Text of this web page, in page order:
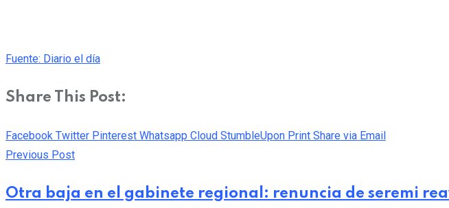
Fuente: Diario el día
Share This Post:
Facebook Twitter Pinterest Whatsapp Cloud StumbleUpon Print Share via Email
Previous Post
Otra baja en el gabinete regional: renuncia de seremi